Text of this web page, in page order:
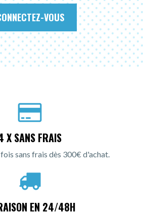
VOUS
X SANS FRAIS
sans frais dès 300€ d'achat.
EN 24/48H